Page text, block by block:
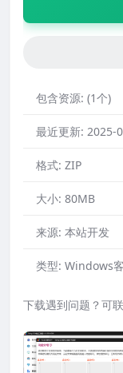
包含资源: (1个)
最近更新: 2025-
格式: ZIP
大小: 80MB
来源: 本站开发
类型: Windows
下载遇到问题？可